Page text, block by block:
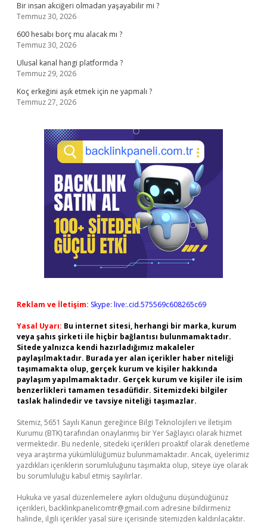
Bir insan akciğeri olmadan yaşayabilir mi ?
Temmuz 30, 2026
600 hesabı borç mu alacak mı ?
Temmuz 30, 2026
Ulusal kanal hangi platformda ?
Temmuz 29, 2026
Koç erkeğini aşık etmek için ne yapmalı ?
Temmuz 27, 2026
Reklam ve İletişim: Skype: live:.cid.575569c608265c69
Yasal Uyarı: Bu internet sitesi, herhangi bir marka, kurum
veya şahıs şirketi ile hiçbir bağlantısı bulunmamaktadır.
Sitede yalnızca kendi hazırladığımız makaleler
paylaşılmaktadır. Burada yer alan içerikler haber niteliği
taşımamakta olup, gerçek kurum ve kişiler hakkında
paylaşım yapılmamaktadır. Gerçek kurum ve kişiler ile isim
benzerlikleri tamamen tesadüfidir. Sitemizdeki bilgiler
taslak halindedir ve tavsiye niteliği taşımazlar.
Sitemiz, 5651 Sayılı Kanun gereğince Bilgi Teknolojileri ve İletişim
Kurumu (BTK) tarafından onaylanmış bir Yer Sağlayıcı olarak hizmet
vermektedir. Bu nedenle, sitedeki içerikleri proaktif olarak denetleme
veya araştırma yükümlülüğümüz bulunmamaktadır. Ancak, üyelerimiz
yazdıkları içeriklerin sorumluluğunu taşımakta olup, siteye üye olarak
bu sorumluluğu kabul etmiş sayılırlar.
Hukuka ve yasal düzenlemelere aykırı olduğunu düşündüğünüz
içerikleri, backlinkpanelicomtr@gmail.com adresine bildirmeniz
halinde, ilgili içerikler yasal süre içerisinde sitemizden kaldırılacaktır.